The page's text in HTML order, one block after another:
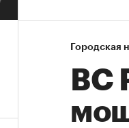
Городская
ВС